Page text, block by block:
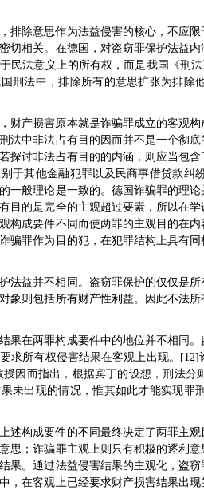
排除意思作为法益侵害的核心，不应
切相关。在德国，对盗窃罪保护法益
民法意义上的所有权，而是我国《刑
刑法中，排除所有的意思扩张为排
财产损害原本就是诈骗罪成立的客观
法中非法占有目的因而并不是一个彻
探讨非法占有目的的内涵，则应当包
于其他金融犯罪以及民商事借贷款
一般理论是一致的。德国诈骗罪的理
目的是完全的主观超过要素，所以在
构成要件不同而使两罪的主观目的在
骗罪作为目的犯，在犯罪结构上具有
法益并不相同。盗窃罪保护的仅仅是
象则包括所有财产性利益。因此不法
果在两罪构成要件中的地位并不相同
求所有权侵害结果在客观上出现。
教授因而指出，根据宾丁的设想，刑法
未出现的情况，惟其如此才能实现
述构成要件的不同最终决定了两罪主
思；诈骗罪主观上则只有积极的逐利
果。通过法益侵害结果的主观化，盗
，在客观上已经要求财产损害结果出